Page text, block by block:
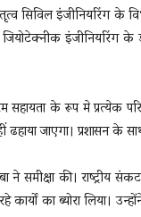
सिविल इंजीनियरिंग के
इंजीनियरिंग के
सहायता के रूप मे प्रत्येक
जाएगा। प्रशासन के
की। राष्ट्रीय
का ब्योरा लिया।